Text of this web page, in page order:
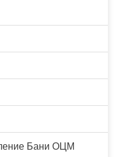
Бани ОЦМ